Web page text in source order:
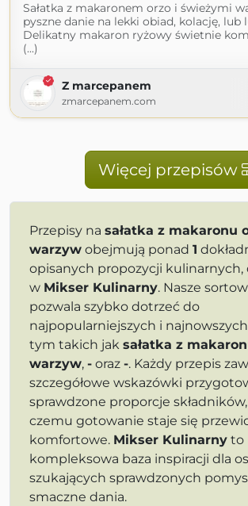
Sałatka z makaronem orzo i świeżymi
pyszne danie na lekki obiad, kolację, lub
Delikatny makaron ryżowy świetnie
(...)
Z marcepanem
zmarcepanem.com
Więcej przepisów
Przepisy na sałatka z makaronu
warzyw obejmują ponad 1
opisanych propozycji
w Mikser Kulinarny. Nasze
pozwala szybko dotrzeć do
najpopularniejszych i
tym takich jak sałatka z
warzyw, - oraz -. Każdy przepis
szczegółowe wskazówki
sprawdzone proporcje
czemu gotowanie staje się
komfortowe. Mikser Kulinarny to
kompleksowa baza inspiracji dla
szukających sprawdzonych
smaczne dania.